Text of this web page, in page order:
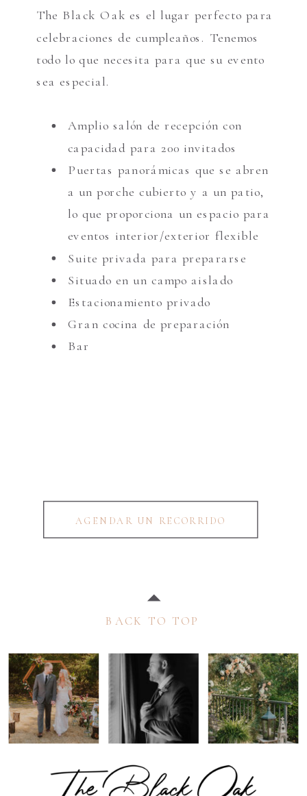
AGENDAR UN RECORRIDO
The Black Oak es el lugar perfecto para
celebraciones de cumpleaños. Tenemos
todo lo que necesita para que su evento
sea especial.
Amplio salón de recepción con
capacidad para 200 invitados
Puertas panorámicas que se abren
a un porche cubierto y a un patio,
lo que proporciona un espacio para
eventos interior/exterior flexible
Suite privada para prepararse
Situado en un campo aislado
Estacionamiento privado
Gran cocina de preparación
Bar
BACK TO TOP